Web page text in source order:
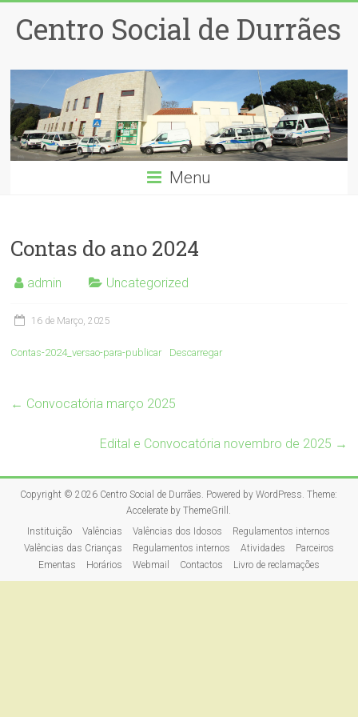
Centro Social de Durrães
Menu
Contas do ano 2024
admin Uncategorized
16 de Março, 2025
Contas-2024_versao-para-publicar Descarregar
← Convocatória março 2025
Edital e Convocatória novembro de 2025 →
Copyright © 2026 Centro Social de Durrães. Powered byWordPress. Theme:
Accelerate byThemeGrill .
Instituição
Valências Valências dos Idosos
Regulamentos internos
Valências das Crianças
Regulamentos internos Atividades
Parceiros
Ementas
Horários Webmail Contactos Livro de reclamações